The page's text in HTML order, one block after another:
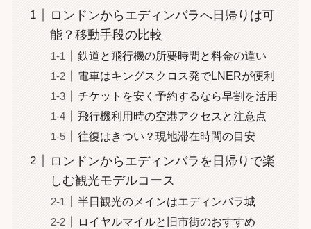
ロンドンからエディンバラへ日帰りは可
能？移動手段の比較
鉄道と飛行機の所要時間と料金の違い
電車はキングスクロス発でLNERが便利
チケットを安く予約するなら早割を活用
飛行機利用時の空港アクセスと注意点
往復はきつい？現地滞在時間の目安
ロンドンからエディンバラを日帰りで楽
しむ観光モデルコース
半日観光のメインはエディンバラ城
ロイヤルマイルと旧市街のおすすめ